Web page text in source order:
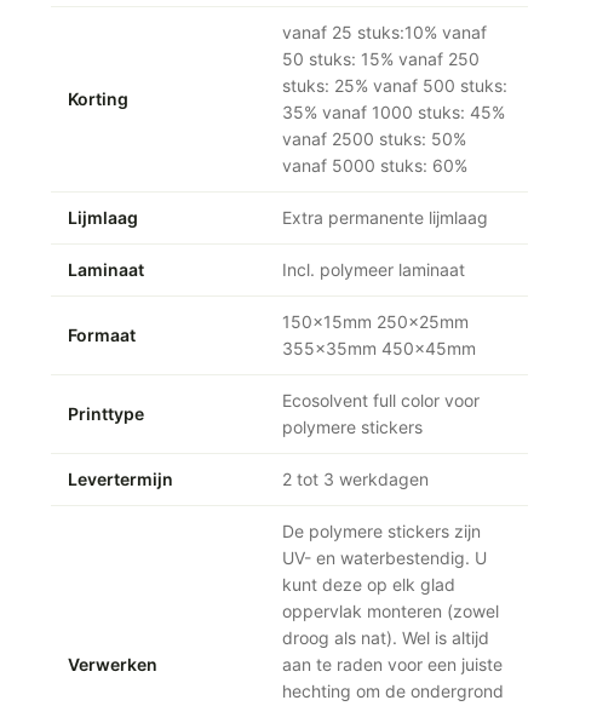
Korting
vanaf 25 stuks:10% vanaf
50 stuks: 15% vanaf 250
stuks: 25% vanaf 500 stuks:
35% vanaf 1000 stuks: 45%
vanaf 2500 stuks: 50%
vanaf 5000 stuks: 60%
Lijmlaag Extra permanente lijmlaag
Laminaat Incl. polymeer laminaat
Formaat
150x15mm 250x25mm
355x35mm 450x45mm
Printtype
Ecosolvent full color voor
polymere stickers
Levertermijn 2 tot 3 werkdagen
Verwerken
De polymere stickers zijn
UV- en waterbestendig. U
kunt deze op elk glad
oppervlak monteren (zowel
droog als nat). Wel is altijd
aan te raden voor een juiste
hechting om de ondergrond